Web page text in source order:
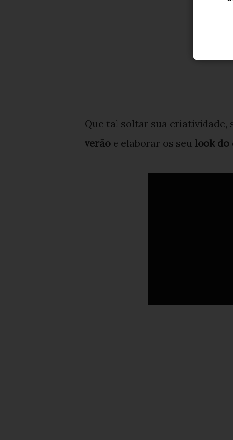
Que tal soltar sua criatividade,
verão e elaborar os seu look do